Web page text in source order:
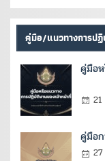
คู่มือ/แนวทางการป
คู่มือ
คู่มือ